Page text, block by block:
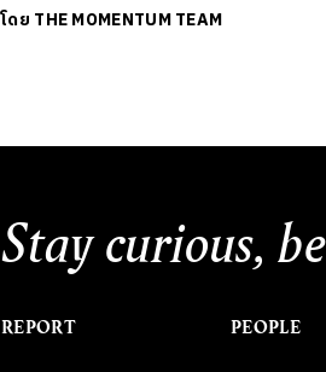
โดย THE MOMENTUM TEAM
Stay curious,
REPORT PEOPLE